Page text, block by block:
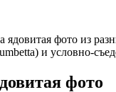
фото из
и условно-
фото